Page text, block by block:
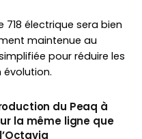
électrique sera bien
maintenue au
pour réduire les
du Peaq à
la même ligne que